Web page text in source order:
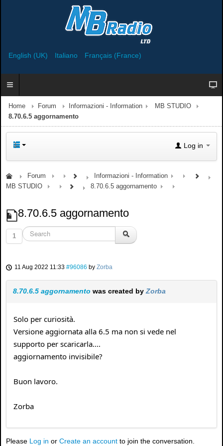
English (UK) Italiano Français (France)
Home Forum Informazioni - Information
MB STUDIO
8.70.6.5 aggornamento
Log in
Forum
Informazioni - Information
MB STUDIO
8.70.6.5 aggornamento
8.70.6.5 aggornamento
1
11 Aug 2022 11:33 #96086 by Zorba
8.70.6.5 aggornamento was created by Zorba
Solo per curiosità.
Versione aggiornata alla 6.5 ma non si vede nel
supporto per scaricarla....
aggiornamento invisibile?
Buon lavoro.
Zorba
Please Log in or Create an account to join the conversation.